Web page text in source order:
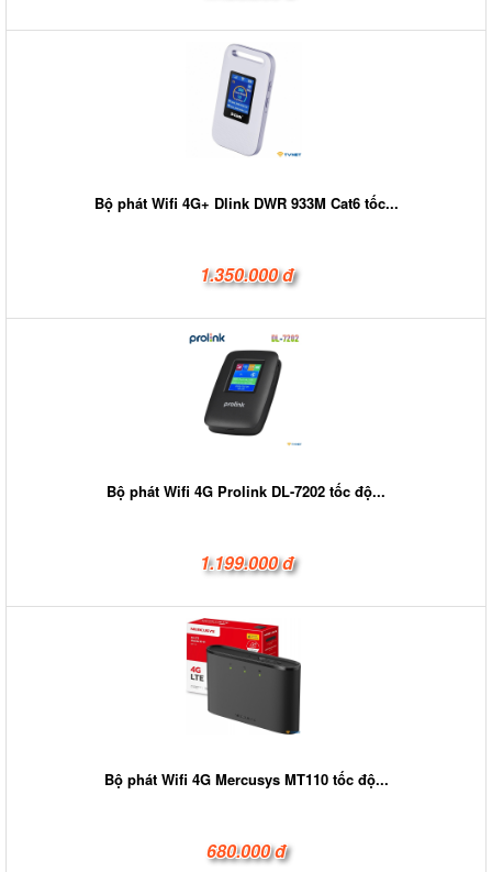
Bộ phát Wifi 4G+ Dlink DWR 933M Cat6 tốc...
1.350.000 đ
Bộ phát Wifi 4G Prolink DL-7202 tốc độ...
1.199.000 đ
Bộ phát Wifi 4G Mercusys MT110 tốc độ...
680.000 đ